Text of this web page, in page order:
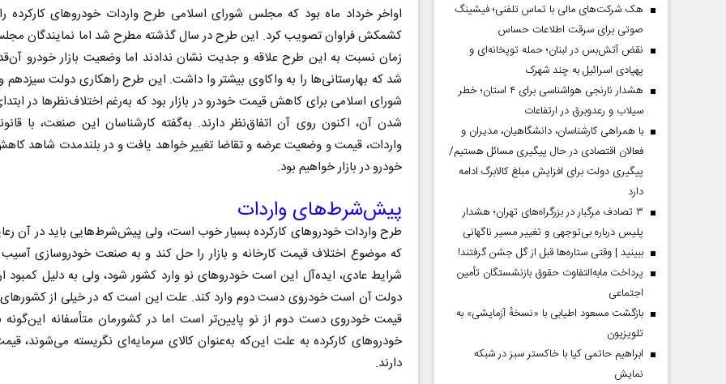
اواخر خرداد ماه بود که مجلس شورای اسلامی طرح واردات خودروهای کارکرده
کشمکش فراوان تصویب کرد. این طرح در سال گذشته مطرح شد اما نمایندگان
زمان نسبت به این طرح علاقه و جدیت نشان ندادند اما وضعیت بازار خودرو
شد که بهارستانی‌ها را به واکاوی بیشتر وا داشت. این طرح راهکاری دولت
شورای اسلامی برای کاهش قیمت خودرو در بازار بود که به‌رغم اختلاف‌نظرها در
شدن آن، اکنون روی آن اتفاق‌نظر دارند. به‌گفته کارشناسان این صنعت، با
واردات، قیمت و وضعیت عرضه و تقاضا تغییر خواهد یافت و در بلندمدت شاهد
خودرو در بازار خواهیم بود.
پیش‌شرط‌های واردات
طرح واردات خودروهای کارکرده بسیار خوب است، ولی پیش‌شرط‌هایی باید در آن
که موضوع اختلاف قیمت کارخانه و بازار را حل کند و به صنعت خودروسازی آسیب
شرایط عادی، ایده‌آل این است خودروهای نو وارد کشور شود، ولی به دلیل کمبود
دولت آن است خودروی دست دوم وارد کند. علت این است که در خیلی از کشورهای
قیمت خودروی دست دوم از نو پایین‌تر است اما در کشورمان متأسفانه
خودروهای کارکرده به علت این‌که به‌عنوان کالای سرمایه‌ای نگریسته می‌شوند،
دارند.
هک شرکت‌های مالی با تماس تلفنی؛ فیشینگ
صوتی برای سرقت اطلاعات حساس
نقض آتش‌بس در لبنان؛ حمله توپخانه‌ای و
پهپادی اسرائیل به چند شهرک
هشدار نارنجی هواشناسی برای ۴ استان؛ خطر
سیلاب و رعدوبرق در ارتفاعات
با همراهی کارشناسان، دانشگاهیان، مدیران و
فعالان اقتصادی در حال پیگیری مسائل هستیم/
پیگیری دولت برای افزایش مبلغ کالابرگ ادامه
دارد
۳ تصادف مرگبار در بزرگراه‌های تهران؛ هشدار
پلیس درباره بی‌توجهی و تغییر مسیر ناگهانی
ببینید | وقتی ستاره‌ها قبل از گل جشن گرفتند!
پرداخت مابه‌التفاوت حقوق بازنشستگان تأمین
اجتماعی
بازگشت مسعود اطیابی با «نسخهٔ آزمایشی» به
تلویزیون
ابراهیم حاتمی کیا با خاکستر سبز در شبکه
نمایش